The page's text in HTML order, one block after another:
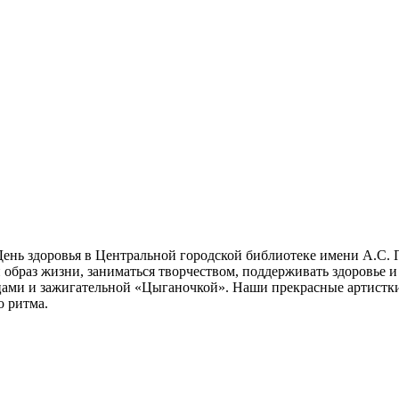
здоровья в Центральной городской библиотеке имени
жизни, заниматься творчеством, поддерживать
и зажигательной «Цыганочкой». Наши прекрасные
ритма.